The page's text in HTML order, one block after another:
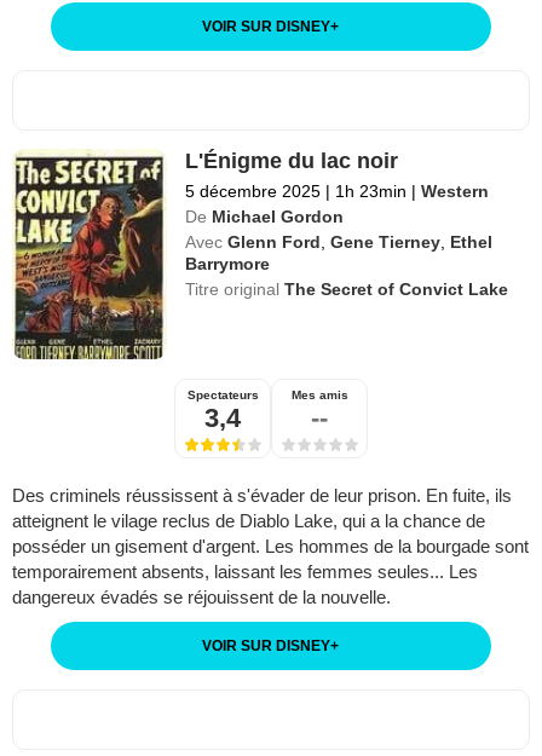
VOIR SUR DISNEY+
L'Énigme du lac noir
5 décembre 2025 | 1h 23min | Western
De Michael Gordon
Avec Glenn Ford ,Gene Tierney Ethel
Barrymore
Titre originalThe Secret of Convict Lake
Spectateurs
3,4
Mes amis
--
Des criminels réussissent à s'évader de leur prison. En fuite, ils
atteignent le vilage reclus de Diablo Lake, qui a la chance de
posséder un gisement d'argent. Les hommes de la bourgade sont
temporairement absents, laissant les femmes seules... Les
dangereux évadés se réjouissent de la nouvelle.
VOIR SUR DISNEY+